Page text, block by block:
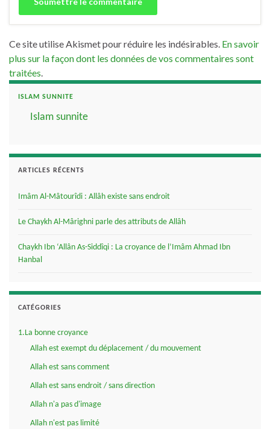
Ce site utilise Akismet pour réduire les indésirables. En savoir
plus sur la façon dont les données de vos commentaires sont
traitées.
ISLAM SUNNITE
Islam sunnite
ARTICLES RÉCENTS
Imâm Al-Mâtourîdi : Allâh existe sans endroit
Le Chaykh Al-Mârighni parle des attributs de Allâh
Chaykh Ibn ‘Allân As-Siddîqi : La croyance de l’Imâm Ahmad Ibn
Hanbal
CATÉGORIES
1.La bonne croyance
Allah est exempt du déplacement / du mouvement
Allah est sans comment
Allah est sans endroit / sans direction
Allah n'a pas d'image
Allah n'est pas limité